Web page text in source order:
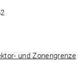
und Zonengrenze